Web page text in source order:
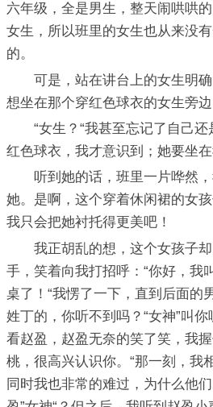
六年级，全是男生，整天闹哄哄
女生，所以班里的女生也从来没
的。
可是，站在讲台上的女生明确
想坐在那个穿红色球衣的女生旁边
“女生？“我甚至忘记了自己还
红色球衣，我才意识到；她要坐在
听到她的话，班里一片哗然，
她。是啊，这个穿着休闲裙的女
我只会把她衬托得更美吧！
我正胡乱的想，这个女孩子却
手，笑着向我打招呼：“你好，我
桌了！“我愣了一下，直到后面的
姓丁的，你听不到吗？“女神”叫
看赵盈，赵盈无奈的笑了笑，我
桃，很高兴认识你。“那一刻，我
同时我也非常的难过，为什么他